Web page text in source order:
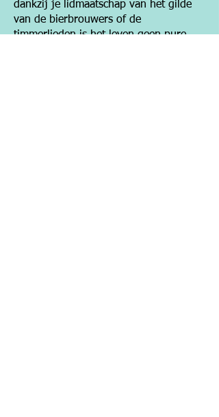
dankzij je lidmaatschap van het gilde
van de bierbrouwers of de
timmerlieden is het leven geen pure